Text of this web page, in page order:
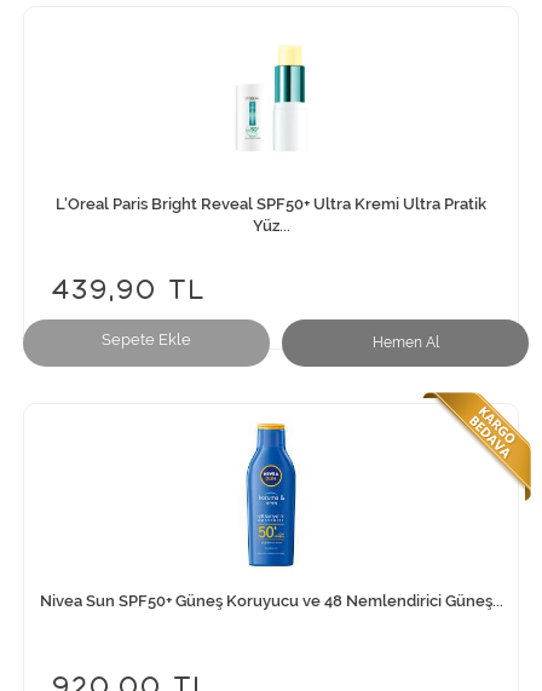
Sepete Ekle Hemen Al
L'Oreal Paris Bright Reveal SPF50+ Ultra Kremi Ultra Pratik
Yüz...
439,90 TL
Nivea Sun SPF50+ Güneş Koruyucu ve 48 Nemlendirici Güneş...